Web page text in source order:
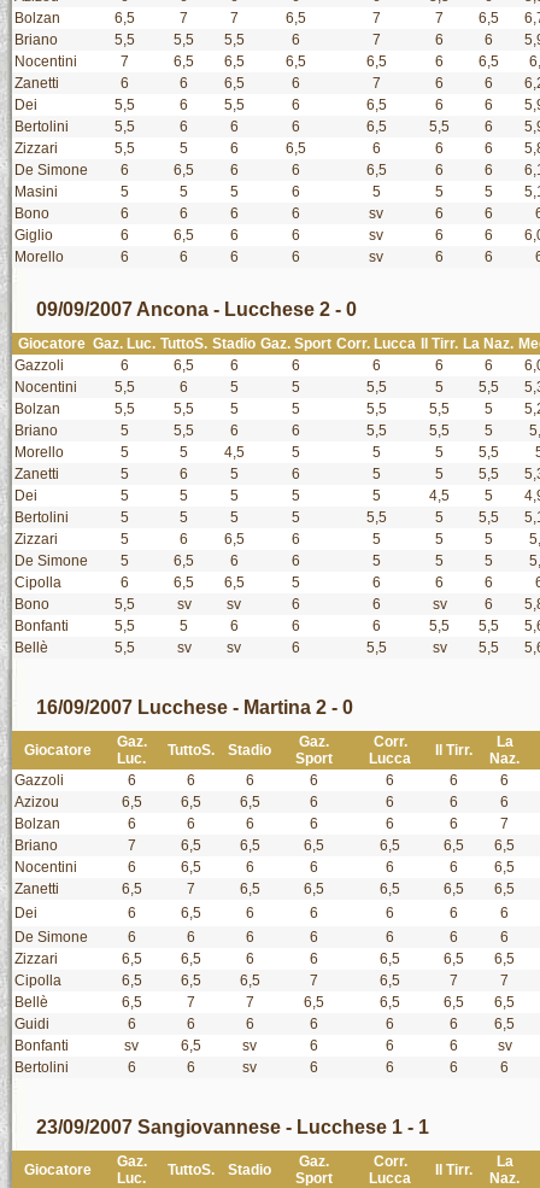
Bolzan
6,5 7 7 6,5 7 7 6,5
Briano
5,5 5,5 5,5 6 7 6 6
Nocentini
7 6,5 6,5 6,5 6,5 6 6,5
Zanetti
6 6 6,5 6 7 6 6
Dei
5,5 6 5,5 6 6,5 6 6
Bertolini
5,5 6 6 6 6,5 5,5 6
Zizzari
5,5 5 6 6,5 6 6 6
De Simone
6 6,5 6 6 6,5 6 6
Masini
5 5 5 6 5 5 5
Bono
6 6 6 6 sv 6 6
Giglio
6 6,5 6 6 sv 6 6
Morello
6 6 6 6 sv 6 6
09/09/2007 Ancona - Lucchese 2 - 0
Giocatore Gaz. Luc. TuttoS. Stadio Gaz. Sport Corr. Lucca Il Tirr. La Naz.
Gazzoli
6 6,5 6 6 6 6 6
Nocentini
5,5 6 5 5 5,5 5 5,5
Bolzan
5,5 5,5 5 5 5,5 5,5 5
Briano
5 5,5 6 6 5,5 5,5 5
Morello
5 5 4,5 5 5 5 5,5
Zanetti
5 6 5 6 5 5 5,5
Dei
5 5 5 5 5 4,5 5
Bertolini
5 5 5 5 5,5 5 5,5
Zizzari
5 6 6,5 6 5 5 5
De Simone
5 6,5 6 6 5 5 5
Cipolla
6 6,5 6,5 5 6 6 6
Bono
5,5 sv sv 6 6 sv 6
Bonfanti
5,5 5 6 6 6 5,5 5,5
Bellè
5,5 sv sv 6 5,5 sv 5,5
16/09/2007 Lucchese - Martina 2 - 0
Giocatore
Gaz.
Luc.
TuttoS. Stadio
Gaz.
Sport
Corr.
Lucca
Il Tirr.
La
Naz.
Gazzoli
6 6 6 6 6 6
6
Azizou
6,5 6,5 6,5 6 6 6
6
Bolzan
6 6 6 6 6 6
7
Briano
7 6,5 6,5 6,5 6,5 6,5
6,5
Nocentini
6 6,5 6 6 6 6
6,5
Zanetti
6,5 7 6,5 6,5 6,5 6,5
6,5
Dei
6 6,5 6 6 6 6
6
De Simone
6 6 6 6 6 6
6
Zizzari
6,5 6,5 6 6 6,5 6,5
6,5
Cipolla
6,5 6,5 6,5 7 6,5 7
7
Bellè
6,5 7 7 6,5 6,5 6,5
6,5
Guidi
6 6 6 6 6 6
6,5
Bonfanti
sv 6,5 sv 6 6 6
sv
Bertolini
6 6 sv 6 6 6 6
23/09/2007 Sangiovannese - Lucchese 1 - 1
Giocatore
Gaz.
Luc.
TuttoS. Stadio
Gaz.
Sport
Corr.
Lucca
Il Tirr.
La
Naz.